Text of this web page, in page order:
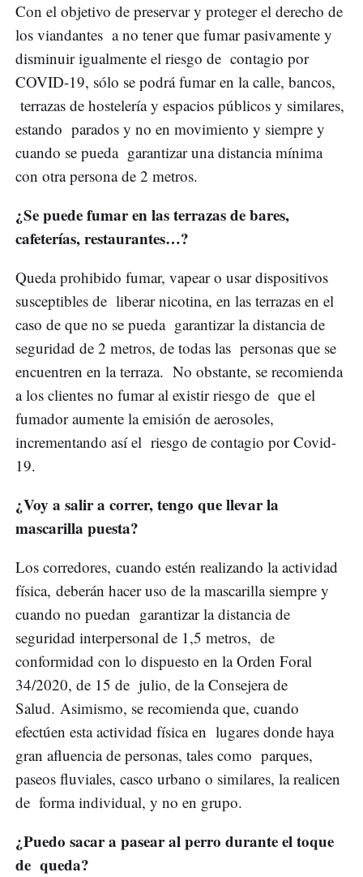
Con el objetivo de preservar y proteger el derecho de
los viandantes a no tener que fumar pasivamente y
disminuir igualmente el riesgo de contagio por
COVID-19, sólo se podrá fumar en la calle, bancos,
terrazas de hostelería y espacios públicos y similares,
estando parados y no en movimiento y siempre y
cuando se pueda garantizar una distancia mínima
con otra persona de 2 metros.
¿Se puede fumar en las terrazas de bares,
cafeterías, restaurantes…?
Queda prohibido fumar, vapear o usar dispositivos
susceptibles de liberar nicotina, en las terrazas en el
caso de que no se pueda garantizar la distancia de
seguridad de 2 metros, de todas las personas que se
encuentren en la terraza. No obstante, se recomienda
a los clientes no fumar al existir riesgo de que el
fumador aumente la emisión de aerosoles,
incrementando así el riesgo de contagio por Covid-
19.
¿Voy a salir a correr, tengo que llevar la
mascarilla puesta?
Los corredores, cuando estén realizando la actividad
física, deberán hacer uso de la mascarilla siempre y
cuando no puedan garantizar la distancia de
seguridad interpersonal de 1,5 metros, de
conformidad con lo dispuesto en la Orden Foral
34/2020, de 15 de julio, de la Consejera de
Salud. Asimismo, se recomienda que, cuando
efectúen esta actividad física en lugares donde haya
gran afluencia de personas, tales como parques,
paseos fluviales, casco urbano o similares, la realicen
de forma individual, y no en grupo.
¿Puedo sacar a pasear al perro durante el toque
de queda?